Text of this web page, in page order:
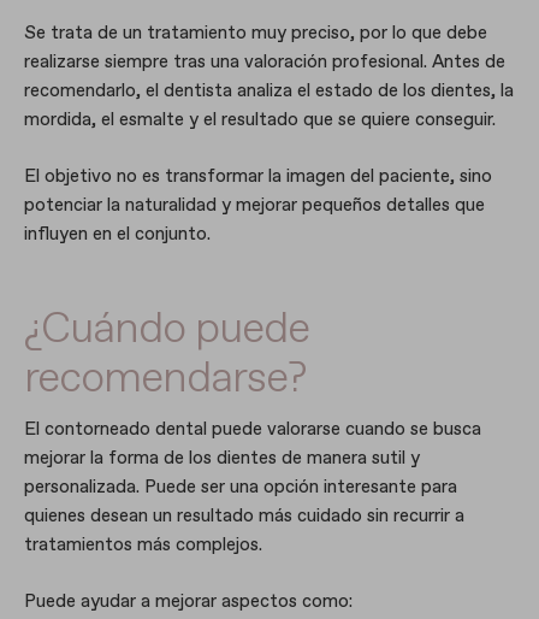
Se trata de un tratamiento muy preciso, por lo que debe
realizarse siempre tras una valoración profesional. Antes de
recomendarlo, el dentista analiza el estado de los dientes, la
mordida, el esmalte y el resultado que se quiere conseguir.
El objetivo no es transformar la imagen del paciente, sino
potenciar la naturalidad y mejorar pequeños detalles que
influyen en el conjunto.
¿Cuándo puede
recomendarse?
El contorneado dental puede valorarse cuando se busca
mejorar la forma de los dientes de manera sutil y
personalizada. Puede ser una opción interesante para
quienes desean un resultado más cuidado sin recurrir a
tratamientos más complejos.
Puede ayudar a mejorar aspectos como: